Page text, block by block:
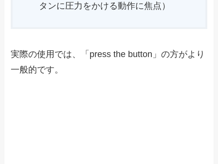
タンに圧力をかける動作に焦点）
実際の使用では、「press the button」の方がより
一般的です。